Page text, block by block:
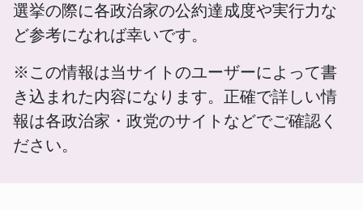
選挙の際に各政治家の公約達成度や実行力な
ど参考になれば幸いです。
※この情報は当サイトのユーザーによって書
き込まれた内容になります。正確で詳しい情
報は各政治家・政党のサイトなどでご確認く
ださい。